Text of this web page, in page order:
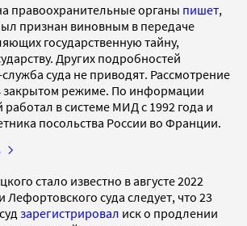
правоохранительные органы пишет,
признан виновным в передаче
государственную тайну,
Других подробностей
служба суда не приводят. Рассмотрение
закрытом режиме. По информации
в системе МИД с 1992 года и
посольства России во Франции.
стало известно в августе 2022
Лефортовского суда следует, что 23
зарегистрировал иск о продлении